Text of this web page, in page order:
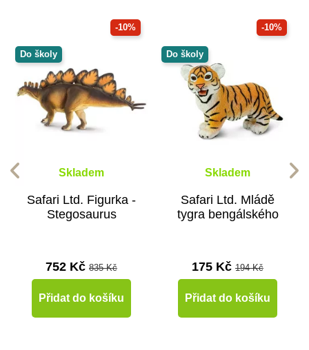
-10%
Do školy
Skladem
Safari Ltd. Figurka -
Stegosaurus
752 Kč 835 Kč
Přidat do košíku
-10%
Do školy
Skladem
Safari Ltd. Mládě
tygra bengálského
175 Kč 194 Kč
Přidat do košíku